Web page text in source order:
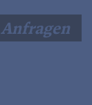
Anfragen